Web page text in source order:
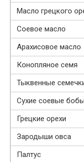
Масло грецкого
Соевое масло
Арахисовое масло
Конопляное семя
Тыквенные
Сухие соевые бобы
Грецкие орехи
Зародыши овса
Палтус